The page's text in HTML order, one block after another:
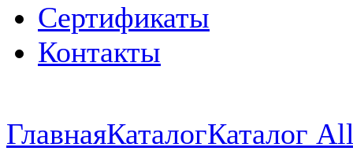
Сертификаты
Контакты
ГлавнаяКаталогКаталог